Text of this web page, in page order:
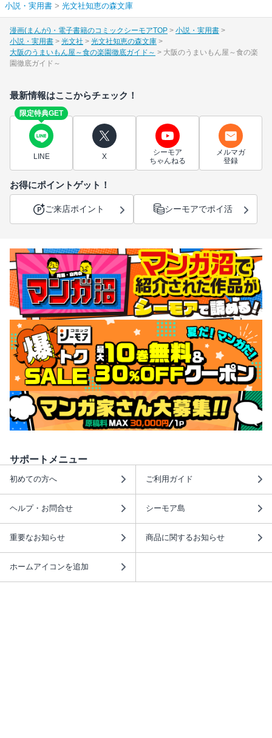
小説・実用書 > 光文社知恵の森文庫
漫画(まんが)・電子書籍のコミックシーモアTOP
小説・実用書
小説・実用書
光文社
光文社知恵の森文庫
大阪のうまいもん屋～食の楽園徹底ガイド～
大阪のうまいもん屋～食の楽
園徹底ガイド～
最新情報はここからチェック！
限定特典GET
LINE X
シーモア
ちゃんねる
メルマガ
登録
お得にポイントゲット！
ご来店ポイント シーモアでポイ活
サポートメニュー
初めての方へ ご利用ガイド
ヘルプ・お問合せ シーモア島
重要なお知らせ 商品に関するお知らせ
ホームアイコンを追加